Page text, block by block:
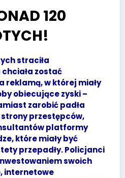
120
straciła
zostać
reklamą, w której miały
obiecujące zyski –
zarobić padła
przestępców,
platformy
które miały być
przepadły. Policjanci
swoich
internetowe